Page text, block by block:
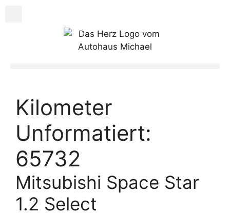
Kilometer
Unformatiert:
65732
Mitsubishi Space Star
1.2 Select